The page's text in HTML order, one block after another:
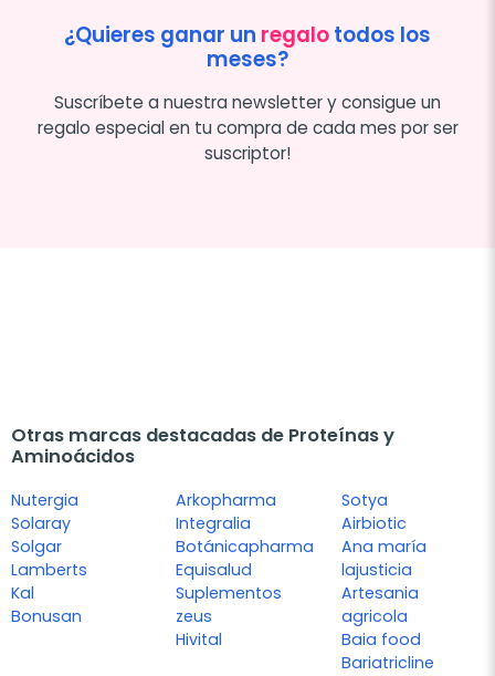
¿Quieres ganar un regalotodos los
meses?
Suscríbete a nuestra newsletter y consigue un
regalo especial en tu compra de cada mes por ser
suscriptor!
Otras marcas destacadas de Proteínas y
Aminoácidos
Nutergia
Solaray
Solgar
Lamberts
Kal
Bonusan
Arkopharma
Integralia
Botánicapharma
Equisalud
Suplementos
zeus
Hivital
Sotya
Airbiotic
Ana maría
lajusticia
Artesania
agricola
Baia food
Bariatricline